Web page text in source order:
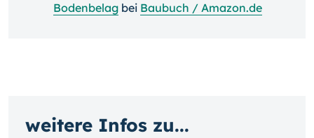
Bodenbelag bei Baubuch / Amazon.de
weitere Infos zu...